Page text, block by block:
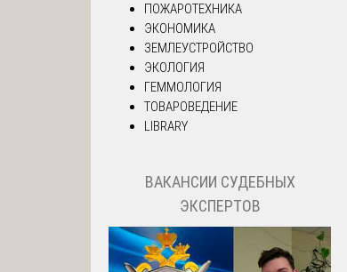
ПОЖАРОТЕХНИКА
ЭКОНОМИКА
ЗЕМЛЕУСТРОЙСТВО
ЭКОЛОГИЯ
ГЕММОЛОГИЯ
ТОВАРОВЕДЕНИЕ
LIBRARY
ВАКАНСИИ СУДЕБНЫХ
ЭКСПЕРТОВ